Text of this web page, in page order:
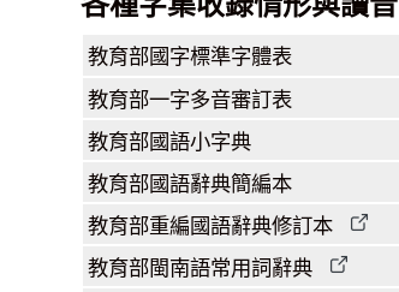
教育部國字標準字體表
教育部一字多音審訂表
教育部國語小字典
教育部國語辭典簡編本
教育部重編國語辭典修訂本
教育部閩南語常用詞辭典